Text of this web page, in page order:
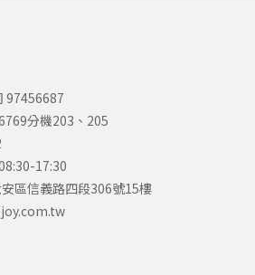
97456687
分機203、205
17:30
區信義路四段306號15樓